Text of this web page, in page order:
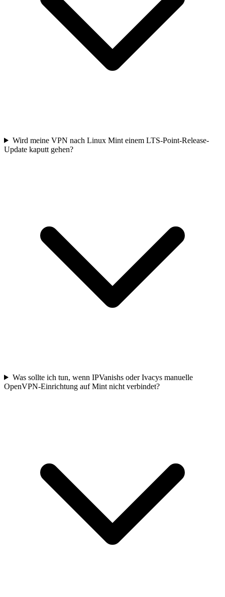
Wird meine VPN nach Linux Mint einem LTS-Point-Release-
Update kaputt gehen?
Was sollte ich tun, wenn IPVanishs oder Ivacys manuelle
OpenVPN-Einrichtung auf Mint nicht verbindet?